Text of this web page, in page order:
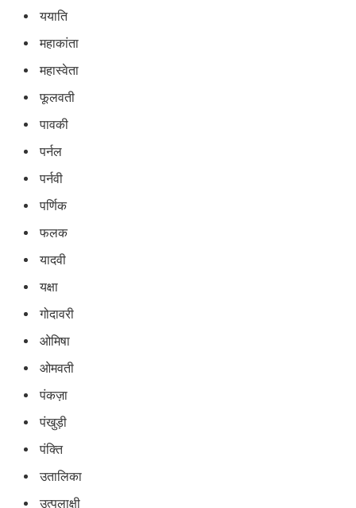
ययाति
महाकांता
महास्वेता
फूलवती
पावकी
पर्नल
पर्नवी
पर्णिक
फलक
यादवी
यक्षा
गोदावरी
ओमिषा
ओमवती
पंकज़ा
पंखुड़ी
पंक्ति
उतालिका
उत्पलाक्षी